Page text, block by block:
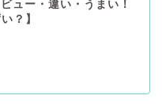
ュー・違い・うまい！
？】